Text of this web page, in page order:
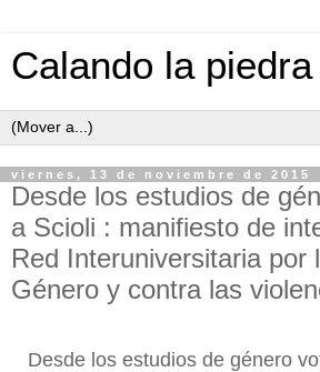
Calando la piedra
viernes, 13 de noviembre de 2015
Desde los estudios de
a Scioli : manifiesto de
Red Interuniversitaria por
Género y contra las
Desde los estudios de género